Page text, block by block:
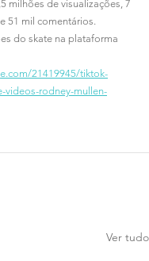
milhões de visualizações, 7
51 mil comentários.
do skate na plataforma
21419945/tiktok-
videos-rodney-mullen-
Ver tudo